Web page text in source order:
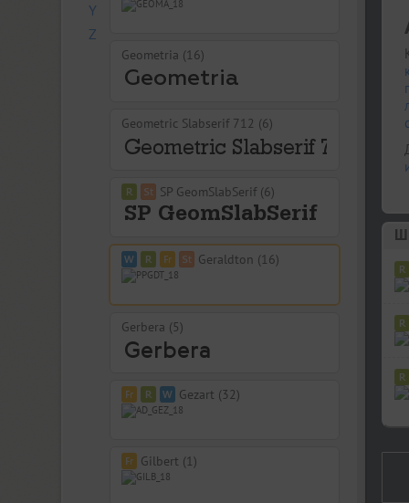
Y
Z
Geometria (16)
Geometric Slabserif 712 (6)
SP GeomSlabSerif (6)
Geraldton (16)
Gerbera (5)
Gezart (32)
Gilbert (1)